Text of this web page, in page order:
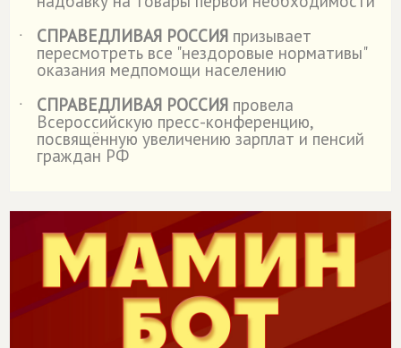
˙
СПРАВЕДЛИВАЯ РОССИЯ призывает
пересмотреть все "нездоровые нормативы"
оказания медпомощи населению
˙
СПРАВЕДЛИВАЯ РОССИЯ провела
Всероссийскую пресс-конференцию,
посвящённую увеличению зарплат и пенсий
граждан РФ